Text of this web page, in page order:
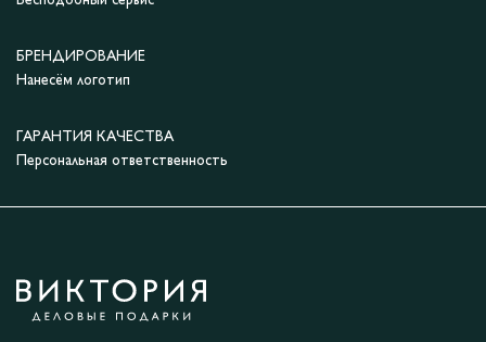
БРЕНДИРОВАНИЕ
Нанесём логотип
ГАРАНТИЯ КАЧЕСТВА
Персональная ответственность